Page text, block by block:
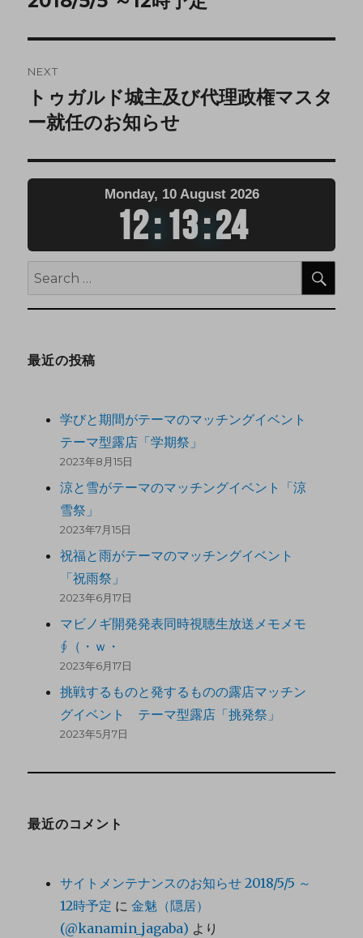
NEXT
トゥガルド城主及び代理政権マスタ
ー就任のお知らせ
Monday, 10 August 2026
12:13:24
最近の投稿
学びと期間がテーマのマッチングイベント
テーマ型露店「学期祭」
2023年8月15日
涼と雪がテーマのマッチングイベント「涼
雪祭」
2023年7月15日
祝福と雨がテーマのマッチングイベント
「祝雨祭」
2023年6月17日
マビノギ開発発表同時視聴生放送メモメモ
∮（・ｗ・
2023年6月17日
挑戦するものと発するものの露店マッチン
グイベント テーマ型露店「挑発祭」
2023年5月7日
最近のコメント
サイトメンテナンスのお知らせ 2018/5/5 ～
12時予定 に金魅（隠居）
(@kanamin_jagaba) より